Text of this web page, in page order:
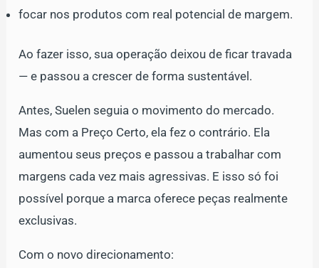
focar nos produtos com real potencial de margem.
Ao fazer isso, sua operação deixou de ficar travada
— e passou a crescer de forma sustentável.
Antes, Suelen seguia o movimento do mercado.
Mas com a Preço Certo, ela fez o contrário. Ela
aumentou seus preços e passou a trabalhar com
margens cada vez mais agressivas. E isso só foi
possível porque a marca oferece peças realmente
exclusivas.
Com o novo direcionamento: